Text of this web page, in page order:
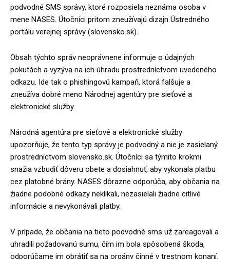
podvodné SMS správy, ktoré rozposiela neznáma osoba v
mene NASES. Útočníci pritom zneužívajú dizajn Ústredného
portálu verejnej správy (slovensko.sk).
Obsah týchto správ neoprávnene informuje o údajných
pokutách a vyzýva na ich úhradu prostredníctvom uvedeného
odkazu. Ide tak o phishingovú kampaň, ktorá falšuje a
zneužíva dobré meno Národnej agentúry pre sieťové a
elektronické služby.
Národná agentúra pre sieťové a elektronické služby
upozorňuje, že tento typ správy je podvodný a nie je zasielaný
prostredníctvom slovensko.sk. Útočníci sa týmito krokmi
snažia vzbudiť dôveru obete a dosiahnuť, aby vykonala platbu
cez platobné brány. NASES dôrazne odporúča, aby občania na
žiadne podobné odkazy neklikali, nezasielali žiadne citlivé
informácie a nevykonávali platby.
V prípade, že občania na tieto podvodné sms už zareagovali a
uhradili požadovanú sumu, čím im bola spôsobená škoda,
odporúčame im obrátiť sa na orgány činné v trestnom konaní.